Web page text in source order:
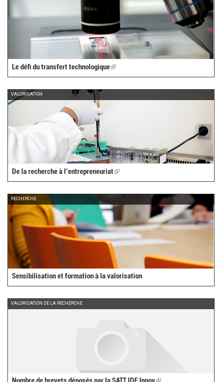
Le défi du transfert technologique(link
VALORISATION
De la recherche à l’entrepreneuriat(link
is
RECHERCHE
Sensibilisation et formation à la valorisation
VALORISATION DE LA RECHERCHE